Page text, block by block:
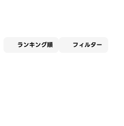
ランキング順 フィルター